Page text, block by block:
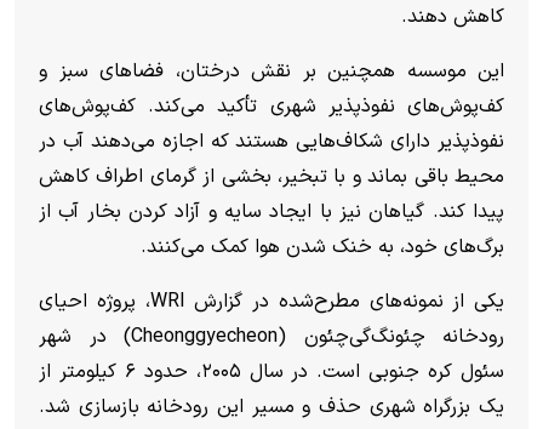
کاهش دهند.
این موسسه همچنین بر نقش درختان، فضا‌های سبز و
کف‌پوش‌های نفوذپذیر شهری تأکید می‌کند. کف‌پوش‌های
نفوذپذیر دارای شکاف‌هایی هستند که اجازه می‌دهند آب در
محیط باقی بماند و با تبخیر، بخشی از گرمای اطراف کاهش
پیدا کند. گیاهان نیز با ایجاد سایه و آزاد کردن بخار آب از
برگ‌های خود، به خنک شدن هوا کمک می‌کنند.
یکی از نمونه‌های مطرح‌شده در گزارش WRI، پروژه احیای
رودخانه چئونگ‌گی‌چئون (Cheonggyecheon) در شهر
سئول کره جنوبی است. در سال ۲۰۰۵، حدود ۶ کیلومتر از
یک بزرگراه شهری حذف و مسیر این رودخانه بازسازی شد.